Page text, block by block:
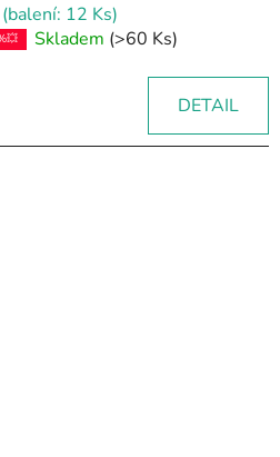
12 Ks)
Skladem (>60 Ks)
DETAIL